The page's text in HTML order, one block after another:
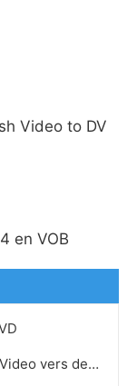
Video to DV
en VOB
Comment convertir des fichiers RealVideo vers des fichiers AVI